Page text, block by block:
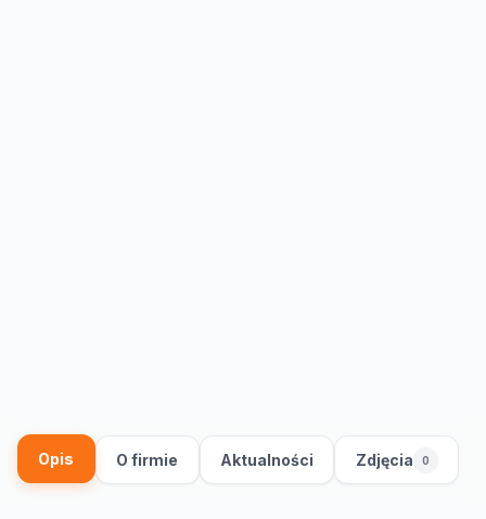
Opis O firmie Aktualności Zdjęcia 0